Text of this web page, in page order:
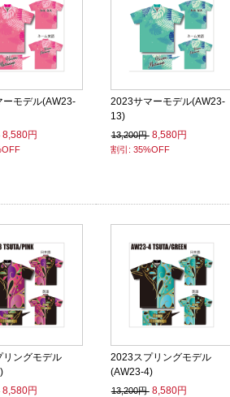
ーモデル(AW23-
8,580円
2023サマーモデル(AW23-
13)
13,200円 8,580円
割引: 35%OFF
リングモデル
8,580円
2023スプリングモデル
(AW23-4)
13,200円 8,580円